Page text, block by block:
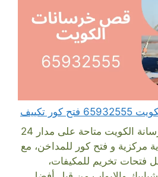
تكييف
خدمات شركة قص خرسانة الكويت متاحة على مدار 24
مركزية و فتح كور للمداخن، مع
فتحات تخريم للمكيفات،